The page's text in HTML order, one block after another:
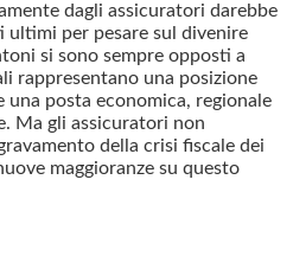
dagli assicuratori darebbe
ultimi per pesare sul divenire
si sono sempre opposti a
rappresentano una posizione
posta economica, regionale
Ma gli assicuratori non
della crisi fiscale dei
maggioranze su questo